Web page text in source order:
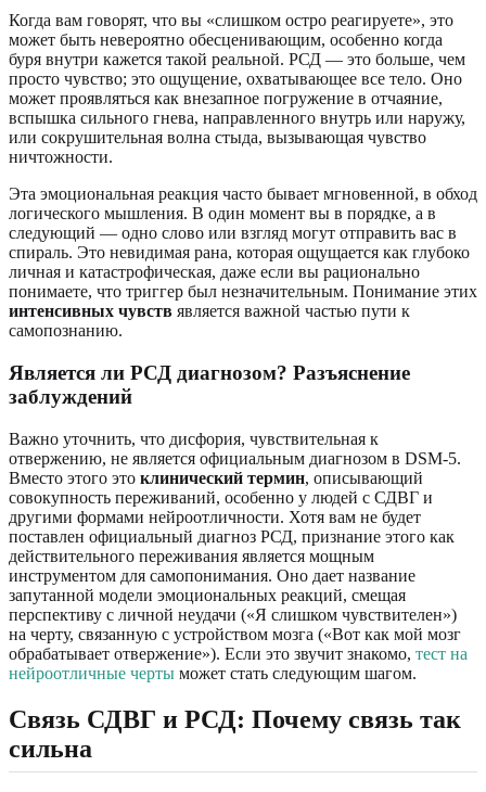
Когда вам говорят, что вы «слишком остро реагируете», это
может быть невероятно обесценивающим, особенно когда
буря внутри кажется такой реальной. РСД — это больше, чем
просто чувство; это ощущение, охватывающее все тело. Оно
может проявляться как внезапное погружение в отчаяние,
вспышка сильного гнева, направленного внутрь или наружу,
или сокрушительная волна стыда, вызывающая чувство
ничтожности.
Эта эмоциональная реакция часто бывает мгновенной, в обход
логического мышления. В один момент вы в порядке, а в
следующий — одно слово или взгляд могут отправить вас в
спираль. Это невидимая рана, которая ощущается как глубоко
личная и катастрофическая, даже если вы рационально
понимаете, что триггер был незначительным. Понимание этих
интенсивных чувств является важной частью пути к
самопознанию.
Является ли РСД диагнозом? Разъяснение
заблуждений
Важно уточнить, что дисфория, чувствительная к
отвержению, не является официальным диагнозом в DSM-5.
Вместо этого это клинический термин, описывающий
совокупность переживаний, особенно у людей с СДВГ и
другими формами нейроотличности. Хотя вам не будет
поставлен официальный диагноз РСД, признание этого как
действительного переживания является мощным
инструментом для самопонимания. Оно дает название
запутанной модели эмоциональных реакций, смещая
перспективу с личной неудачи («Я слишком чувствителен»)
на черту, связанную с устройством мозга («Вот как мой мозг
обрабатывает отвержение»). Если это звучит знакомо, тест на
нейроотличные черты может стать следующим шагом.
Связь СДВГ и РСД: Почему связь так
сильна